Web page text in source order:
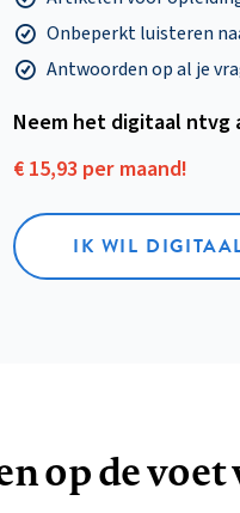
Onbeperkt luisteren
Antwoorden op al je
Neem het digitaal ntvg
€ 15,93 per maand!
IK WIL
op de voet